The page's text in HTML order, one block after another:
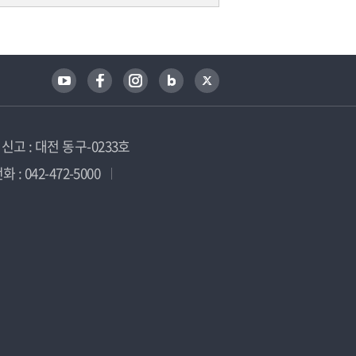
고 : 대전 동구-0233호
: 042-472-5000